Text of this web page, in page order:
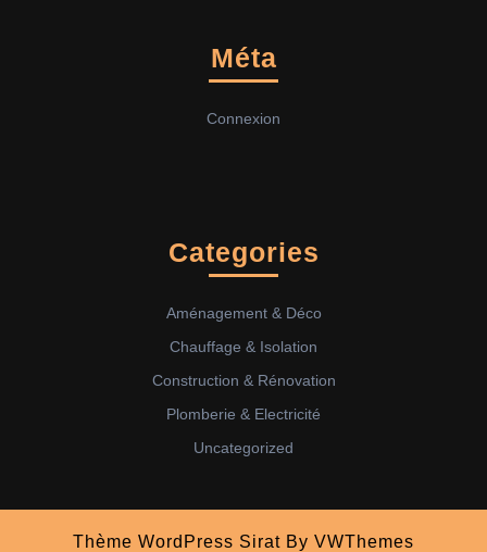
Méta
Connexion
Categories
Aménagement & Déco
Chauffage & Isolation
Construction & Rénovation
Plomberie & Electricité
Uncategorized
Thème WordPress Sirat By VWThemes